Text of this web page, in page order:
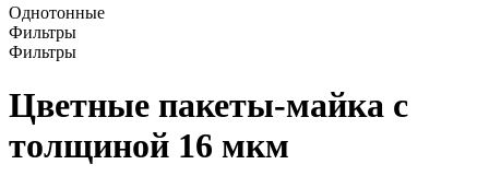
Однотонные
Фильтры
Фильтры
Цветные пакеты-майка с
толщиной 16 мкм